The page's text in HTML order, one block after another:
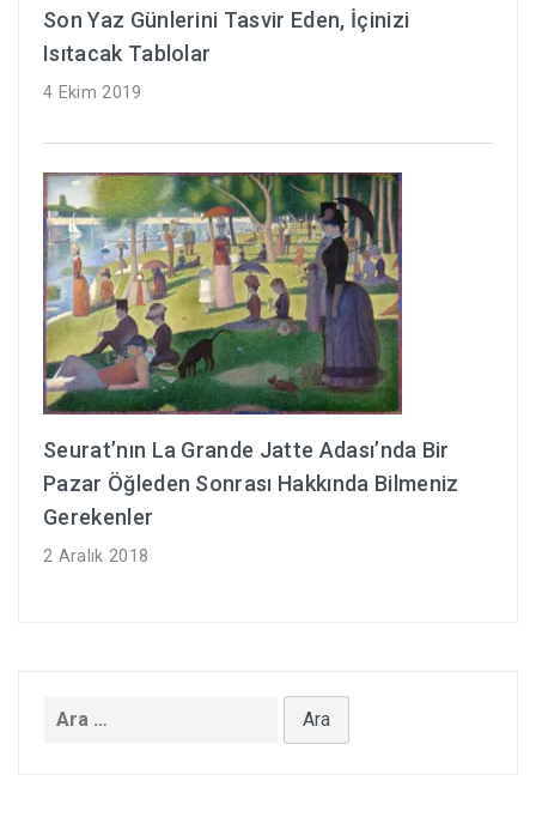
Son Yaz Günlerini Tasvir Eden, İçinizi
Isıtacak Tablolar
4 Ekim 2019
Seurat’nın La Grande Jatte Adası’nda Bir
Pazar Öğleden Sonrası Hakkında Bilmeniz
Gerekenler
2 Aralık 2018
Arama: